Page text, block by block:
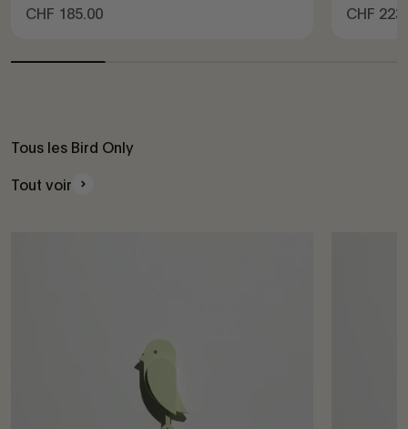
Prix de vente
CHF 185.00 Prix de
CHF
Tous les Bird Only
Tout voir